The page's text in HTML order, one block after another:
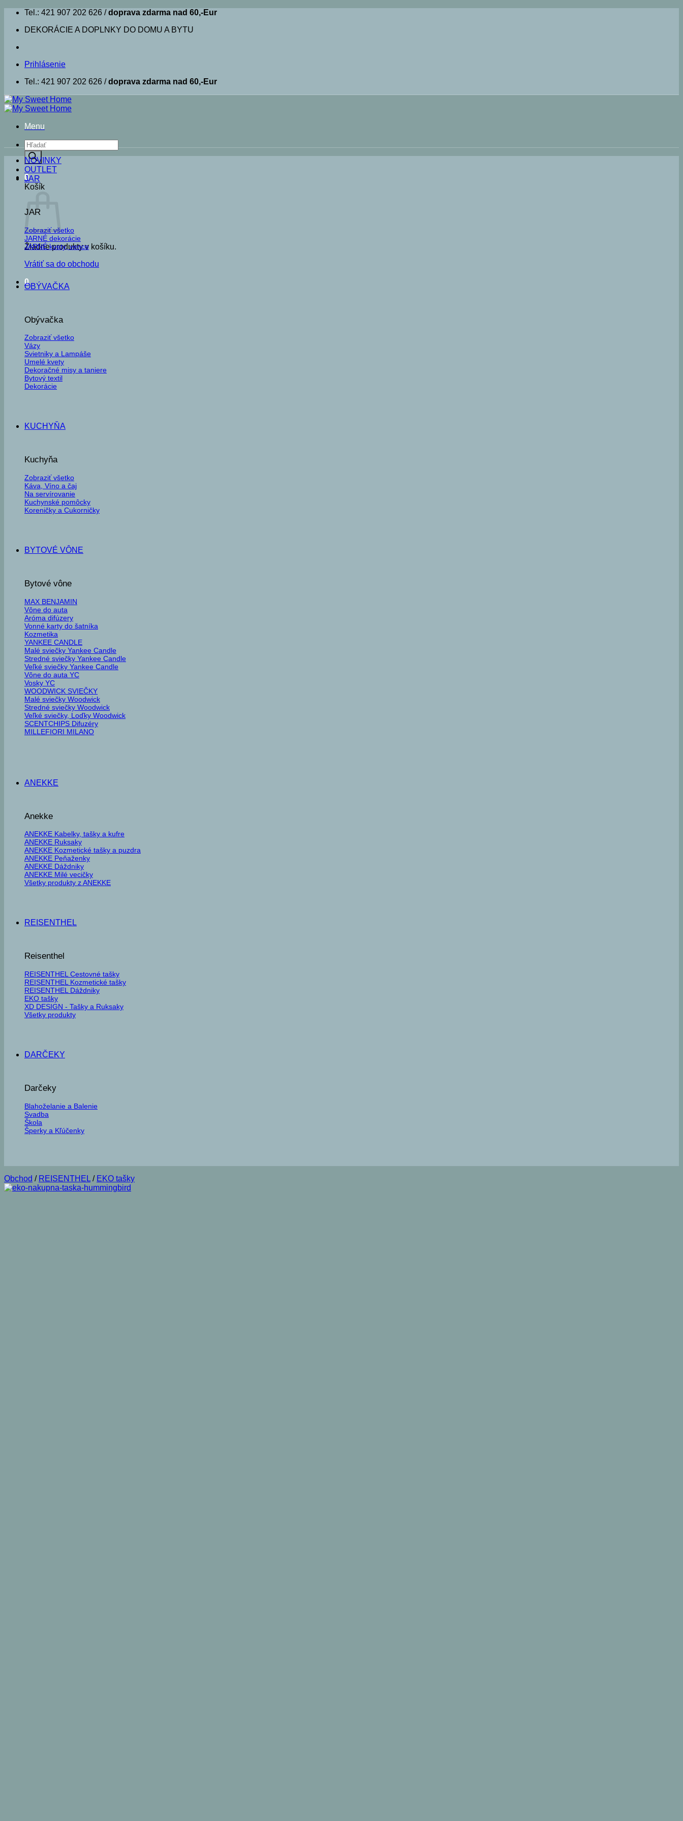
Skip
content
Tel.: 421 907 202 626 /doprava zdarma nad 60,-Eur
DEKORÁCIE A DOPLNKY DO DOMU A BYTU
Prihlásenie
Tel.: 421 907 202 626 /doprava zdarma nad 60,-Eur
Menu
Products
search
0
Košík
Žiadne produkty v košíku.
Vrátiť sa do obchodu
0
NOVINKY
OUTLET
JAR
JAR
Zobraziť všetko
JARNÉ dekorácie
JARNÉ kvety, vence
OBÝVAČKA
Obývačka
Zobraziť všetko
Vázy
Svietniky a Lampáše
Umelé kvety
Dekoračné misy a taniere
Bytový textil
Dekorácie
KUCHYŇA
Kuchyňa
Zobraziť všetko
Káva, Víno a čaj
Na servírovanie
Kuchynské pomôcky
Koreničky a Cukorničky
BYTOVÉ VÔNE
Bytové vône
MAX BENJAMIN
Vône do auta
Aróma difúzery
Vonné karty do šatníka
Kozmetika
YANKEE CANDLE
Malé sviečky Yankee Candle
Stredné sviečky Yankee Candle
Veľké sviečky Yankee Candle
Vône do auta YC
Vosky YC
WOODWICK SVIEČKY
Malé sviečky Woodwick
Stredné sviečky Woodwick
Veľké sviečky, Loďky Woodwick
SCENTCHIPS Difuzéry
MILLEFIORI MILANO
ANEKKE
Anekke
ANEKKE Kabelky, tašky a kufre
ANEKKE Ruksaky
ANEKKE Kozmetické tašky a puzdra
ANEKKE Peňaženky
ANEKKE Dáždniky
ANEKKE Milé vecičky
Všetky produkty z ANEKKE
REISENTHEL
Reisenthel
REISENTHEL Cestovné tašky
REISENTHEL Kozmetické tašky
REISENTHEL Dáždniky
EKO tašky
XD DESIGN - Tašky a Ruksaky
Všetky produkty
DARČEKY
Darčeky
Blahoželanie a Balenie
Svadba
Škola
Šperky a Kľúčenky
Obchod / REISENTHEL / EKO tašky